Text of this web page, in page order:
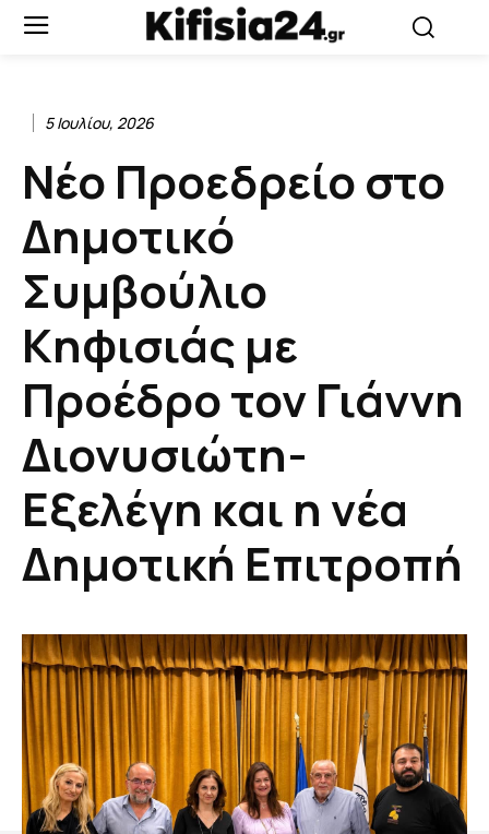
5 Ιουλίου, 2026
Νέο Προεδρείο στο
Δημοτικό
Συμβούλιο
Κηφισιάς με
Προέδρο τον Γιάννη
Διονυσιώτη-
Εξελέγη και η νέα
Δημοτική Επιτροπή